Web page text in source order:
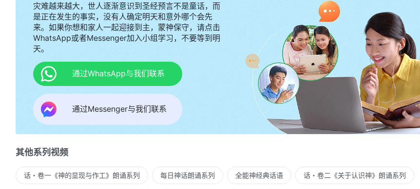
灾难越来越大，世人逐渐意识到圣经预言不是童话，而
是正在发生的事实，没有人确定明天和意外哪个会先
来。如果你想和家人一起迎接到主，蒙神保守，请点击
WhatsApp或者Messenger加入小组学习，不要等到明
天。
通过WhatsApp与我们联系
通过Messenger与我们联系
其他系列视频
话・卷一《神的显现与作工》朗诵系列 每日神话朗诵系列 全能神经典话语 话・卷二《关于认识神》朗诵系列